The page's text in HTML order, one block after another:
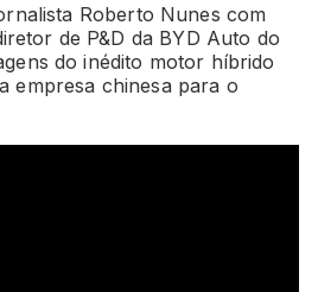
Roberto Nunes com
de P&D da BYD Auto do
do inédito motor híbrido
empresa chinesa para o